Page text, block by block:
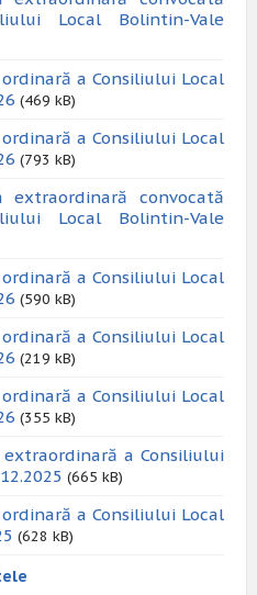
Local Bolintin-Vale
a Consiliului Local
(469 kB)
a Consiliului Local
(793 kB)
extraordinară convocată
Local Bolintin-Vale
a Consiliului Local
(590 kB)
a Consiliului Local
(219 kB)
a Consiliului Local
(355 kB)
a Consiliului
(665 kB)
a Consiliului Local
(628 kB)